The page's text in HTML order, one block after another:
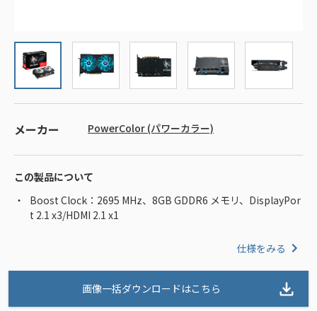
メーカー PowerColor (パワーカラー)
この製品について
Boost Clock：2695 MHz、8GB GDDR6 メモリ、DisplayPor
t 2.1 x3/HDMI 2.1 x1
仕様をみる
画像一括ダウンロードはこちら